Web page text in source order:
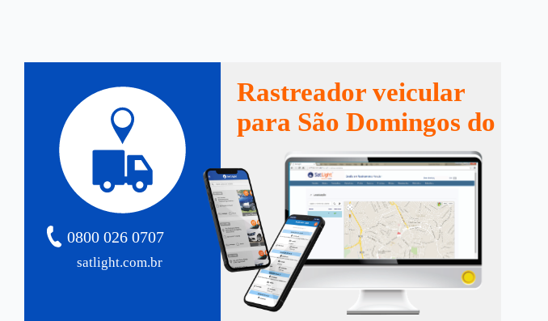
satlight.com.br
0800 026 0707
Rastreador veicular
para São Domingos do